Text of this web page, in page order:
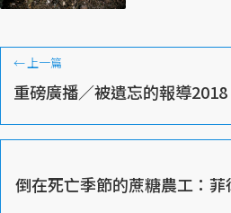
←上一篇
重磅廣播／被遺忘的報導
倒在死亡季節的蔗糖農工：菲